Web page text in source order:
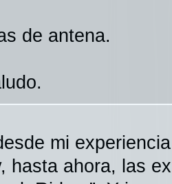
de antena.
mi
hasta ahora, las